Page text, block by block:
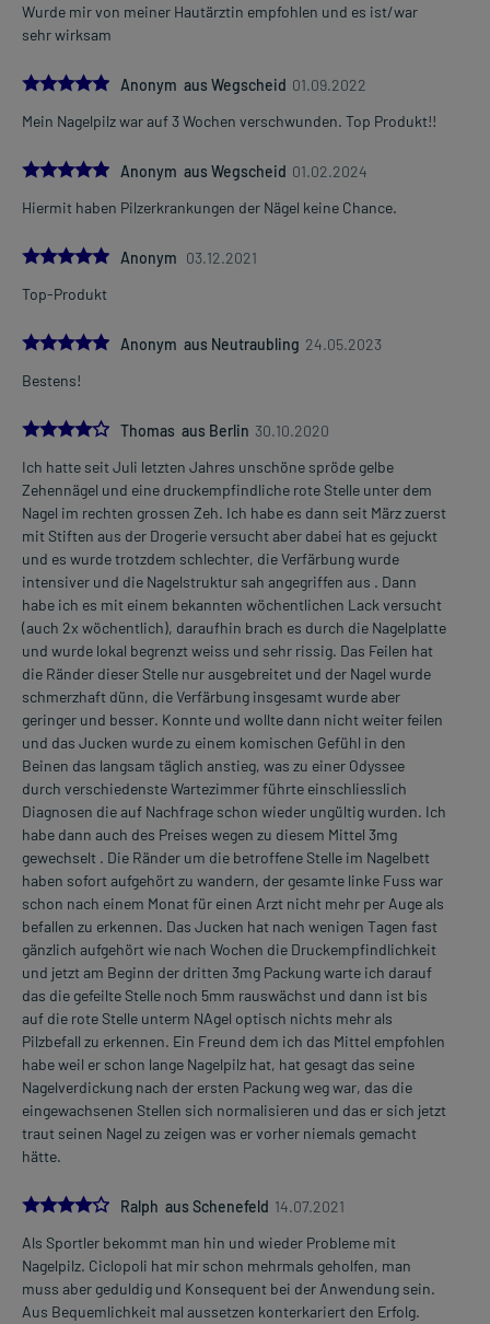
Wurde mir von meiner Hautärztin empfohlen und es ist/war
sehr wirksam
5.0Anonym aus Wegscheid 01.09.2022
Mein Nagelpilz war auf 3 Wochen verschwunden. Top Produkt!!
5.0Anonym aus Wegscheid 01.02.2024
Hiermit haben Pilzerkrankungen der Nägel keine Chance.
5.0Anonym 03.12.2021
Top-Produkt
5.0Anonym aus Neutraubling 24.05.2023
Bestens!
4.0
Thomas aus Berlin 30.10.2020
Ich hatte seit Juli letzten Jahres unschöne spröde gelbe
Zehennägel und eine druckempfindliche rote Stelle unter dem
Nagel im rechten grossen Zeh. Ich habe es dann seit März zuerst
mit Stiften aus der Drogerie versucht aber dabei hat es gejuckt
und es wurde trotzdem schlechter, die Verfärbung wurde
intensiver und die Nagelstruktur sah angegriffen aus . Dann
habe ich es mit einem bekannten wöchentlichen Lack versucht
(auch 2x wöchentlich), daraufhin brach es durch die Nagelplatte
und wurde lokal begrenzt weiss und sehr rissig. Das Feilen hat
die Ränder dieser Stelle nur ausgebreitet und der Nagel wurde
schmerzhaft dünn, die Verfärbung insgesamt wurde aber
geringer und besser. Konnte und wollte dann nicht weiter feilen
und das Jucken wurde zu einem komischen Gefühl in den
Beinen das langsam täglich anstieg, was zu einer Odyssee
durch verschiedenste Wartezimmer führte einschliesslich
Diagnosen die auf Nachfrage schon wieder ungültig wurden. Ich
habe dann auch des Preises wegen zu diesem Mittel 3mg
gewechselt . Die Ränder um die betroffene Stelle im Nagelbett
haben sofort aufgehört zu wandern, der gesamte linke Fuss war
schon nach einem Monat für einen Arzt nicht mehr per Auge als
befallen zu erkennen. Das Jucken hat nach wenigen Tagen fast
gänzlich aufgehört wie nach Wochen die Druckempfindlichkeit
und jetzt am Beginn der dritten 3mg Packung warte ich darauf
das die gefeilte Stelle noch 5mm rauswächst und dann ist bis
auf die rote Stelle unterm NAgel optisch nichts mehr als
Pilzbefall zu erkennen. Ein Freund dem ich das Mittel empfohlen
habe weil er schon lange Nagelpilz hat, hat gesagt das seine
Nagelverdickung nach der ersten Packung weg war, das die
eingewachsenen Stellen sich normalisieren und das er sich jetzt
traut seinen Nagel zu zeigen was er vorher niemals gemacht
hätte.
4.0
Ralph aus Schenefeld 14.07.2021
Als Sportler bekommt man hin und wieder Probleme mit
Nagelpilz. Ciclopoli hat mir schon mehrmals geholfen, man
muss aber geduldig und Konsequent bei der Anwendung sein.
Aus Bequemlichkeit mal aussetzen konterkariert den Erfolg.